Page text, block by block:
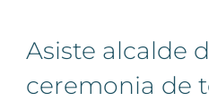
Asiste alcalde
ceremonia de